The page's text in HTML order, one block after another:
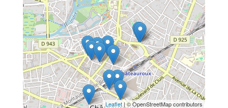
Leaflet| © OpenStreetMap contributors